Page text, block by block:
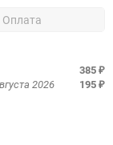
Оплата
385 ₽
2026 195 ₽